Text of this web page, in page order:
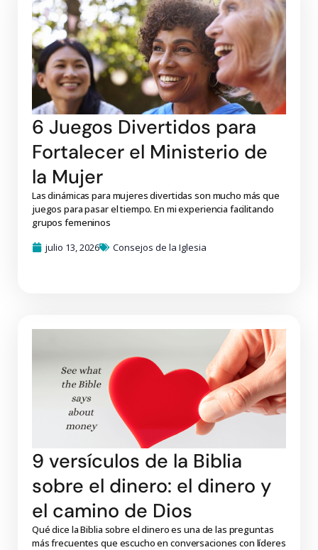
6 Juegos Divertidos para
Fortalecer el Ministerio de
la Mujer
Las dinámicas para mujeres divertidas son mucho más que
juegos para pasar el tiempo. En mi experiencia facilitando
grupos femeninos
julio 13, 2026
Consejos de la Iglesia
9 versículos de la Biblia
sobre el dinero: el dinero y
el camino de Dios
Qué dice la Biblia sobre el dinero es una de las preguntas
más frecuentes que escucho en conversaciones con líderes